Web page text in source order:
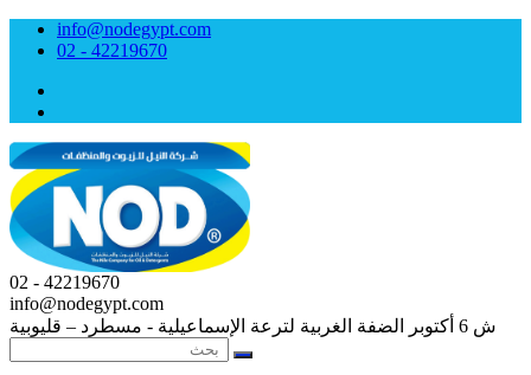
info@nodegypt.com
02 - 42219670
02 - 42219670
info@nodegypt.com
ش 6 أكتوبر الضفة الغربية لترعة الإسماعيلية - مسطرد – قليوبية